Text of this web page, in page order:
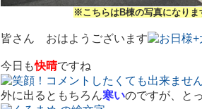
※こちらはB棟の写真になり
皆さん おはようございます
今日も快晴ですね
外に出るともちろん寒いのですが、と